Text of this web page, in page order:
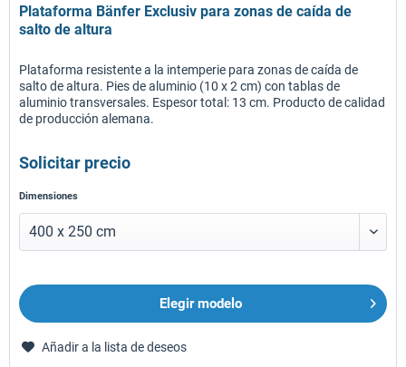
Plataforma Bänfer Exclusiv para zonas de caída de
salto de altura
Plataforma resistente a la intemperie para zonas de caída de
salto de altura. Pies de aluminio (10 x 2 cm) con tablas de
aluminio transversales. Espesor total: 13 cm. Producto de calidad
de producción alemana.
Solicitar precio
Dimensiones
Elegir modelo
Añadir a la lista de deseos